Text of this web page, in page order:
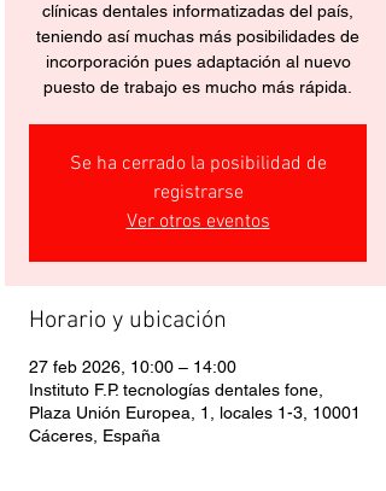
clínicas dentales informatizadas del país,
teniendo así muchas más posibilidades de
incorporación pues adaptación al nuevo
puesto de trabajo es mucho más rápida.
Se ha cerrado la posibilidad de
registrarse
Ver otros eventos
Horario y ubicación
27 feb 2026, 10:00 – 14:00
Instituto F.P. tecnologías dentales fone,
Plaza Unión Europea, 1, locales 1-3, 10001
Cáceres, España